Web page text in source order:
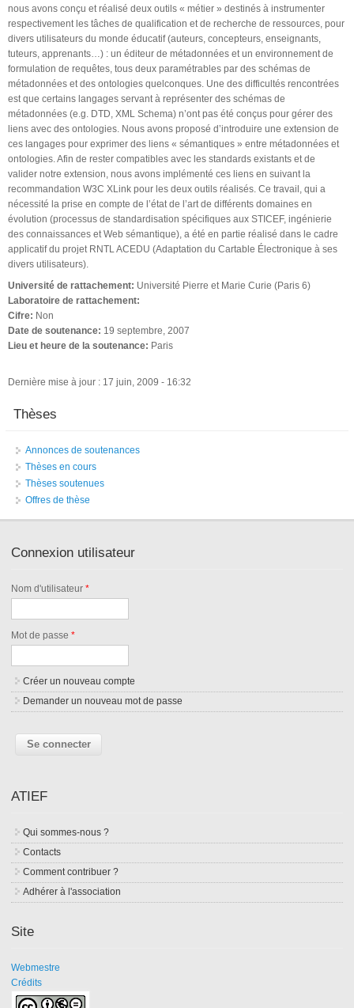
nous avons conçu et réalisé deux outils « métier » destinés à instrumenter
respectivement les tâches de qualification et de recherche de ressources, pour
divers utilisateurs du monde éducatif (auteurs, concepteurs, enseignants,
tuteurs, apprenants…) : un éditeur de métadonnées et un environnement de
formulation de requêtes, tous deux paramétrables par des schémas de
métadonnées et des ontologies quelconques. Une des difficultés rencontrées
est que certains langages servant à représenter des schémas de
métadonnées (e.g. DTD, XML Schema) n’ont pas été conçus pour gérer des
liens avec des ontologies. Nous avons proposé d’introduire une extension de
ces langages pour exprimer des liens « sémantiques » entre métadonnées et
ontologies. Afin de rester compatibles avec les standards existants et de
valider notre extension, nous avons implémenté ces liens en suivant la
recommandation W3C XLink pour les deux outils réalisés. Ce travail, qui a
nécessité la prise en compte de l’état de l’art de différents domaines en
évolution (processus de standardisation spécifiques aux STICEF, ingénierie
des connaissances et Web sémantique), a été en partie réalisé dans le cadre
applicatif du projet RNTL ACEDU (Adaptation du Cartable Électronique à ses
divers utilisateurs).
Université de rattachement: Université Pierre et Marie Curie (Paris 6)
Laboratoire de rattachement:
Cifre: Non
Date de soutenance: 19 septembre, 2007
Lieu et heure de la soutenance: Paris
Dernière mise à jour : 17 juin, 2009 - 16:32
Thèses
Annonces de soutenances
Thèses en cours
Thèses soutenues
Offres de thèse
Connexion utilisateur
Nom d'utilisateur*
Mot de passe*
Créer un nouveau compte
Demander un nouveau mot de passe
ATIEF
Qui sommes-nous ?
Contacts
Comment contribuer ?
Adhérer à l'association
Site
Webmestre
Crédits